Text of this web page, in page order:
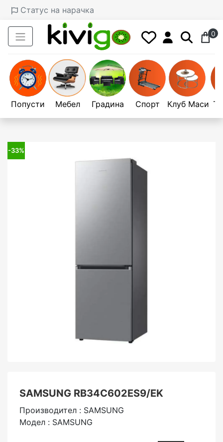
Статус на нарачка
0
Попусти Мебел Градина Спорт Клуб Маси
-33%
SAMSUNG RB34C602ES9/EK
Производител : SAMSUNG
Модел : SAMSUNG